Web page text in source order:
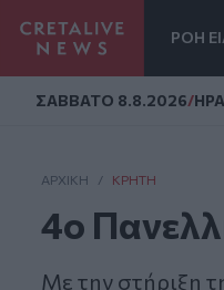
ΡΟΗ
ΣAΒΒΑΤΟ 8.8.2026/
ΑΡΧΙΚΗ / ΚΡΉΤΗ
4o
Mε την στήριξη